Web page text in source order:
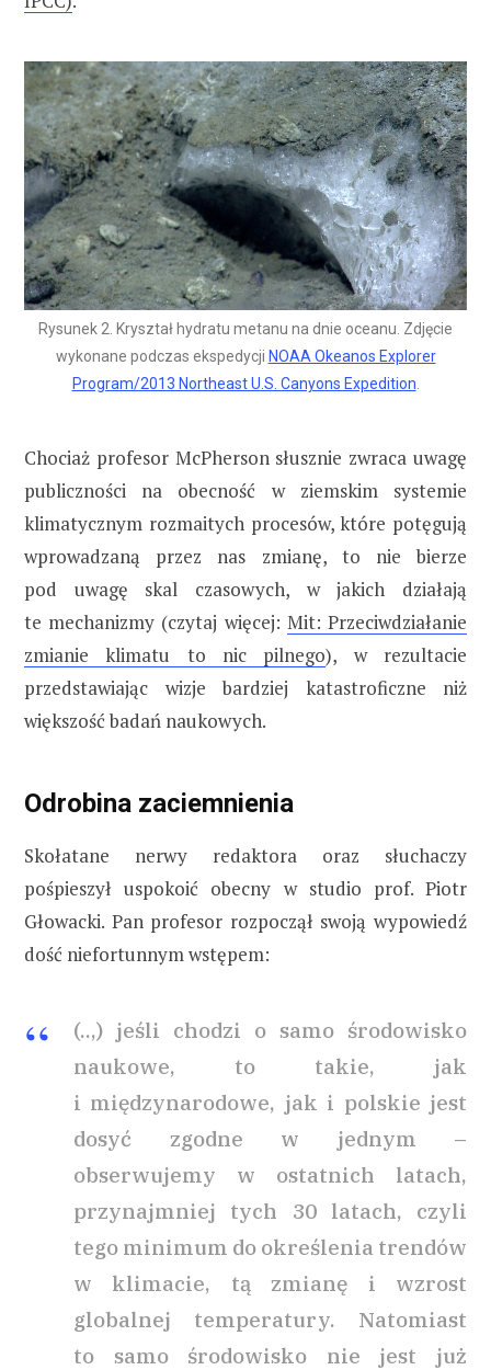
Rysunek 2. Kryształ hydratu metanu na dnie oceanu. Zdjęcie
wykonane podczas ekspedycji NOAA Okeanos Explorer
Program/2013 Northeast U.S. Canyons Expedition
Chociaż profesor McPherson słusznie zwraca uwagę
publiczności na obecność w ziemskim systemie
klimatycznym rozmaitych procesów, które potęgują
wprowadzaną przez nas zmianę, to nie bierze
pod uwagę skal czasowych, w jakich działają
te mechanizmy (czytaj więcej: Mit: Przeciwdziałanie
zmianie klimatu to nic pilnego), w rezultacie
przedstawiając wizje bardziej katastroficzne niż
większość badań naukowych.
Odrobina zaciemnienia
Skołatane nerwy redaktora oraz słuchaczy
pośpieszył uspokoić obecny w studio prof. Piotr
Głowacki. Pan profesor rozpoczął swoją wypowiedź
dość niefortunnym wstępem:
(..,) jeśli chodzi o samo środowisko
naukowe, to takie, jak
i międzynarodowe, jak i polskie jest
dosyć zgodne w jednym –
obserwujemy w ostatnich latach,
przynajmniej tych 30 latach, czyli
tego minimum do określenia trendów
w klimacie, tą zmianę i wzrost
globalnej temperatury. Natomiast
to samo środowisko nie jest już